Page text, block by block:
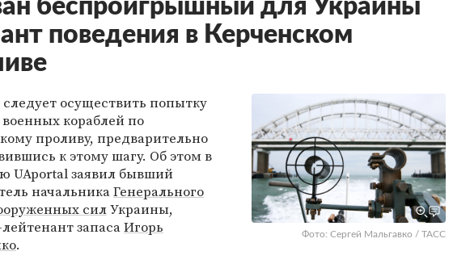
беспроигрышный для Украины
поведения в Керченском
Фото: Сергей Мальгавко / ТАСС
следует осуществить попытку
кораблей по
проливу, предварительно
к этому шагу. Об этом в
UAportal заявил бывший
начальникаГенерального
силУкраины,
запасаИгорь
.